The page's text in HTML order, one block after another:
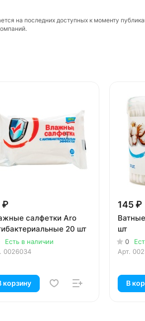
на последних доступных к моменту
₽
салфетки Aro
20 шт
Есть в наличии
0026034
корзину
145 ₽
шт
0
Арт.
В